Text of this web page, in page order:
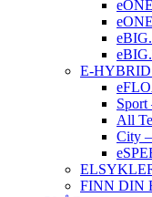
E-
Sport
All
City
FINN DIN